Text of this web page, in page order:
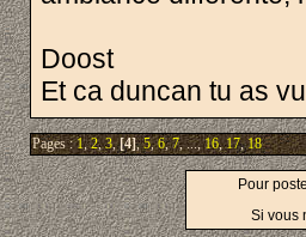
Doost
Et ca duncan tu as
Pages :1,2,3,[4],5,6,7, ...,16,17,18
Pour
Si vous